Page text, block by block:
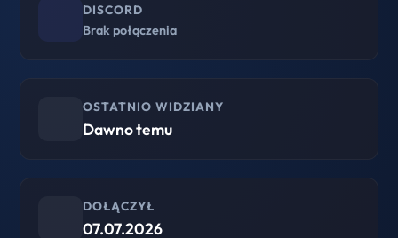
DISCORD
Brak połączenia
OSTATNIO WIDZIANY
Dawno temu
DOŁĄCZYŁ
07.07.2026